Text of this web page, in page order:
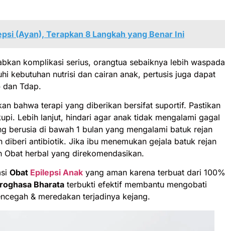
(Ayan), Terapkan 8 Langkah yang Benar Ini
komplikasi serius, orangtua sebaiknya lebih waspada
kebutuhan nutrisi dan cairan anak, pertusis juga dapat
dan Tdap.
bahwa terapi yang diberikan bersifat suportif. Pastikan
Lebih lanjut, hindari agar anak tidak mengalami gagal
berusia di bawah 1 bulan yang mengalami batuk rejan
diberi antibiotik. Jika ibu menemukan gejala batuk rejan
Obat herbal yang direkomendasikan.
Obat Epilepsi Anak yang aman karena terbuat dari 100%
Bharata terbukti efektif membantu mengobati
& meredakan terjadinya kejang.